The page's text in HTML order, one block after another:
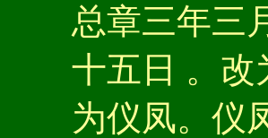
总章三年三
十五日 。改
为仪凤。仪